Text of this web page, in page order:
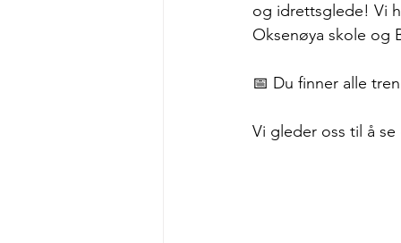
og idrettsglede! Vi
Oksenøya skole og
📅 Du finner alle
Vi gleder oss til å